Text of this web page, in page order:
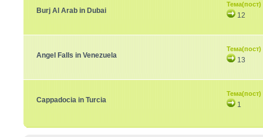
Burj Al Arab in Dubai
Тема(пост)
12
Angel Falls in Venezuela
Тема(пост)
13
Cappadocia in Turcia
Тема(пост)
1